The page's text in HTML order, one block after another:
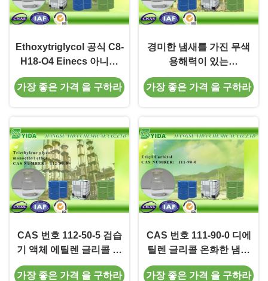
Ethoxytriglycol 공식 C8-
H18-O4 Einecs 아니오
203-978-9를 청소해 가구
가장 좋은 가격 을 구하라
경미한 냄새를 가진 무색
용해력이 있는
Triethylene 글리콜 모노
에테르 CAS No.112-50-5
가장 좋은 가격 을 구하라
CAS 번호 112-50-5 검습
기 액체 에틸렌 글리콜 모
노 에테르 TEGEE
가장 좋은 가격 을 구하라
CAS 번호 111-90-0 디에
틸렌 글리콜 온화한 냄새
를 가진 모노 에테르 용매
가장 좋은 가격 을 구하라